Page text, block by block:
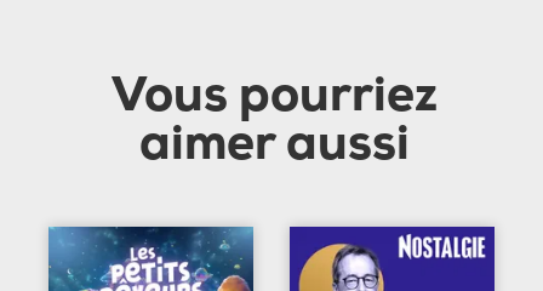
Vous pourriez
aimer aussi